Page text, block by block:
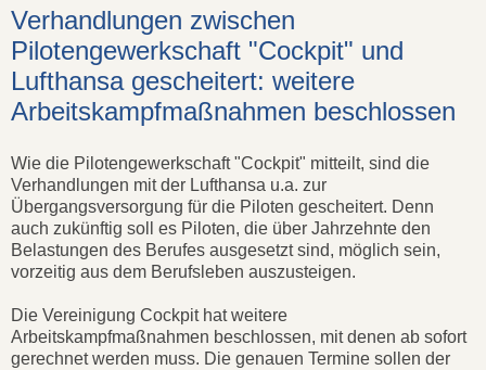
Verhandlungen zwischen
Pilotengewerkschaft "Cockpit" und
Lufthansa gescheitert: weitere
Arbeitskampfmaßnahmen beschlossen
Wie die Pilotengewerkschaft "Cockpit" mitteilt, sind die
Verhandlungen mit der Lufthansa u.a. zur
Übergangsversorgung für die Piloten gescheitert. Denn
auch zukünftig soll es Piloten, die über Jahrzehnte den
Belastungen des Berufes ausgesetzt sind, möglich sein,
vorzeitig aus dem Berufsleben auszusteigen.
Die Vereinigung Cockpit hat weitere
Arbeitskampfmaßnahmen beschlossen, mit denen ab sofort
gerechnet werden muss. Die genauen Termine sollen der